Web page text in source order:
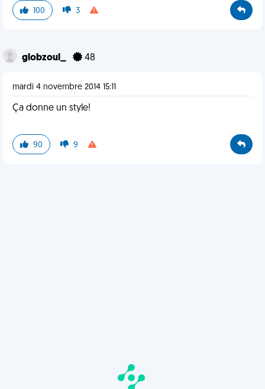
100 3
globzoul_ 48
mardi 4 novembre 2014 15:11
Ça donne un style!
90 9